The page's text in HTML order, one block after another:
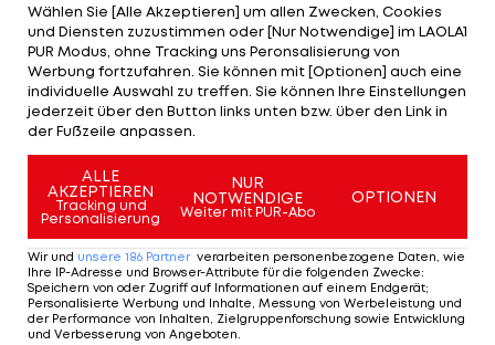
Wie die Kräfteverhältnisse im Rennen aussehen,
"sehen wir dann morgen", so der Niederländer.
Allerdings zeigt er sich im offiziellen F1-Interview
selbstbewusst: "Zu besorgt bin ich im Moment
nicht, ich mache mir einen schönen Abend und
dann sehen wir, was morgen kommt."
Das garantiert spannende Sprint-Rennen (12 Uhr)
sowie die Qualifikation für das Hauptrennen (15
Uhr) kannst du imLAOLA1-LIVE-Tickerverfolgen.
Formel 1: Die 6 unvergesslichsten
Wählen Sie [Alle Akzeptieren] um allen Zwecken, Cookies
und Diensten zuzustimmen oder [Nur Notwendige] im LAOLA1
PUR Modus, ohne Tracking uns Peronsalisierung von
Werbung fortzufahren. Sie können mit [Optionen] auch eine
individuelle Auswahl zu treffen. Sie können Ihre Einstellungen
jederzeit über den Button links unten bzw. über den Link in
der Fußzeile anpassen.
ALLE
AKZEPTIEREN
Tracking und
Personalisierung
NUR
NOTWENDIGE
Weiter mit PUR-Abo
OPTIONEN
Wir und unsere 186 Partner verarbeiten personenbezogene Daten, wie
Ihre IP-Adresse und Browser-Attribute für die folgenden Zwecke:
Speichern von oder Zugriff auf Informationen auf einem Endgerät;
Personalisierte Werbung und Inhalte, Messung von Werbeleistung und
der Performance von Inhalten, Zielgruppenforschung sowie Entwicklung
und Verbesserung von Angeboten